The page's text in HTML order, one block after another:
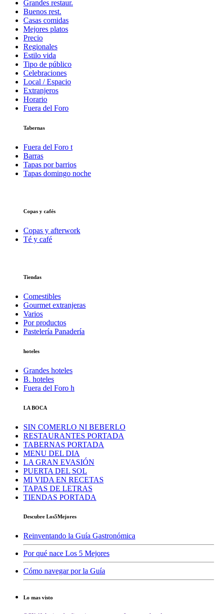
Grandes restaur.
Buenos rest.
Casas comidas
Mejores platos
Precio
Regionales
Estilo vida
Tipo de público
Celebraciones
Local / Espacio
Extranjeros
Horario
Fuera del Foro
Tabernas
Fuera del Foro t
Barras
Tapas por barrios
Tapas domingo noche
Copas y cafés
Copas y afterwork
Té y café
Tiendas
Comestibles
Gourmet extranjeras
Varios
Por productos
Pastelería Panadería
hoteles
Grandes hoteles
B. hoteles
Fuera del Foro h
LA BOCA
SIN COMERLO NI BEBERLO
RESTAURANTES PORTADA
TABERNAS PORTADA
MENU DEL DIA
LA GRAN EVASIÓN
PUERTA DEL SOL
MI VIDA EN RECETAS
TAPAS DE LETRAS
TIENDAS PORTADA
Descubre Los5Mejores
Reinventando la Guía Gastronómica
Por qué nace Los 5 Mejores
Cómo navegar por la Guía
Lo mas visto